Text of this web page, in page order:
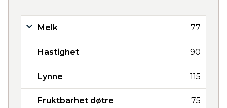
Melk 77
Hastighet 90
Lynne 115
Fruktbarhet døtre 75